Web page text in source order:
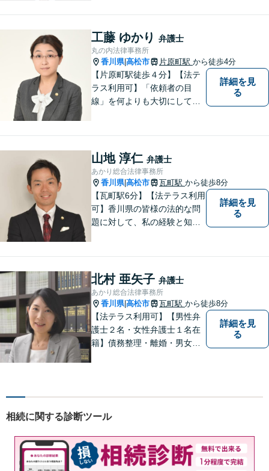
工藤 ゆかり 弁護士
丸の内法律事務所
香川県|高松市 片原町駅 から徒歩4分
【片原町駅徒歩４分】【法テ
ラス利用可】「依頼者の目
線」を何よりも大切にしてい
頂ける事件解決を目指して参
ります。【当日／夜間／休日
対応可】お気軽にご相談くだ
さい。
詳細を見
る
山地 淳仁 弁護士
あかり総合法律事務所
香川県|高松市 瓦町駅 から徒歩8分
【瓦町駅6分】【法テラス利用
可】香川県の皆様の法的な問
題に対して、私の経験と知識
い。少しでもお役に立てるよ
う全力でサポートいたしま
す。
詳細を見
る
北村 亜矢子 弁護士
あかり総合法律事務所
香川県|高松市 瓦町駅 から徒歩8分
【法テラス利用可】【男性弁
護士２名・女性弁護士１名在
籍】債務整理・離婚・男女問
明を心がけています。早期解
相談ください。
詳細を見
る
相続に関する診断ツール